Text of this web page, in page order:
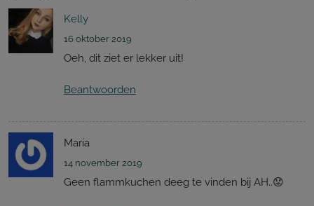
Kelly
16 oktober 2019
Oeh, dit ziet er lekker uit!
Beantwoorden
Maria
14 november 2019
Geen flammkuchen deeg te vinden bij AH..😟